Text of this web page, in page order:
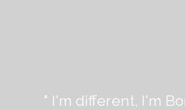
" I'm different, I'm